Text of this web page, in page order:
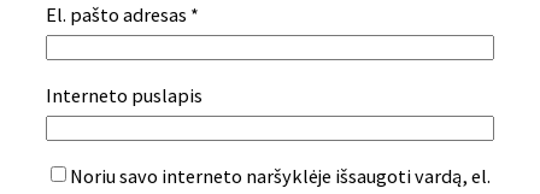
El. pašto adresas *
Interneto puslapis
Noriu savo interneto naršyklėje išsaugoti vardą, el.